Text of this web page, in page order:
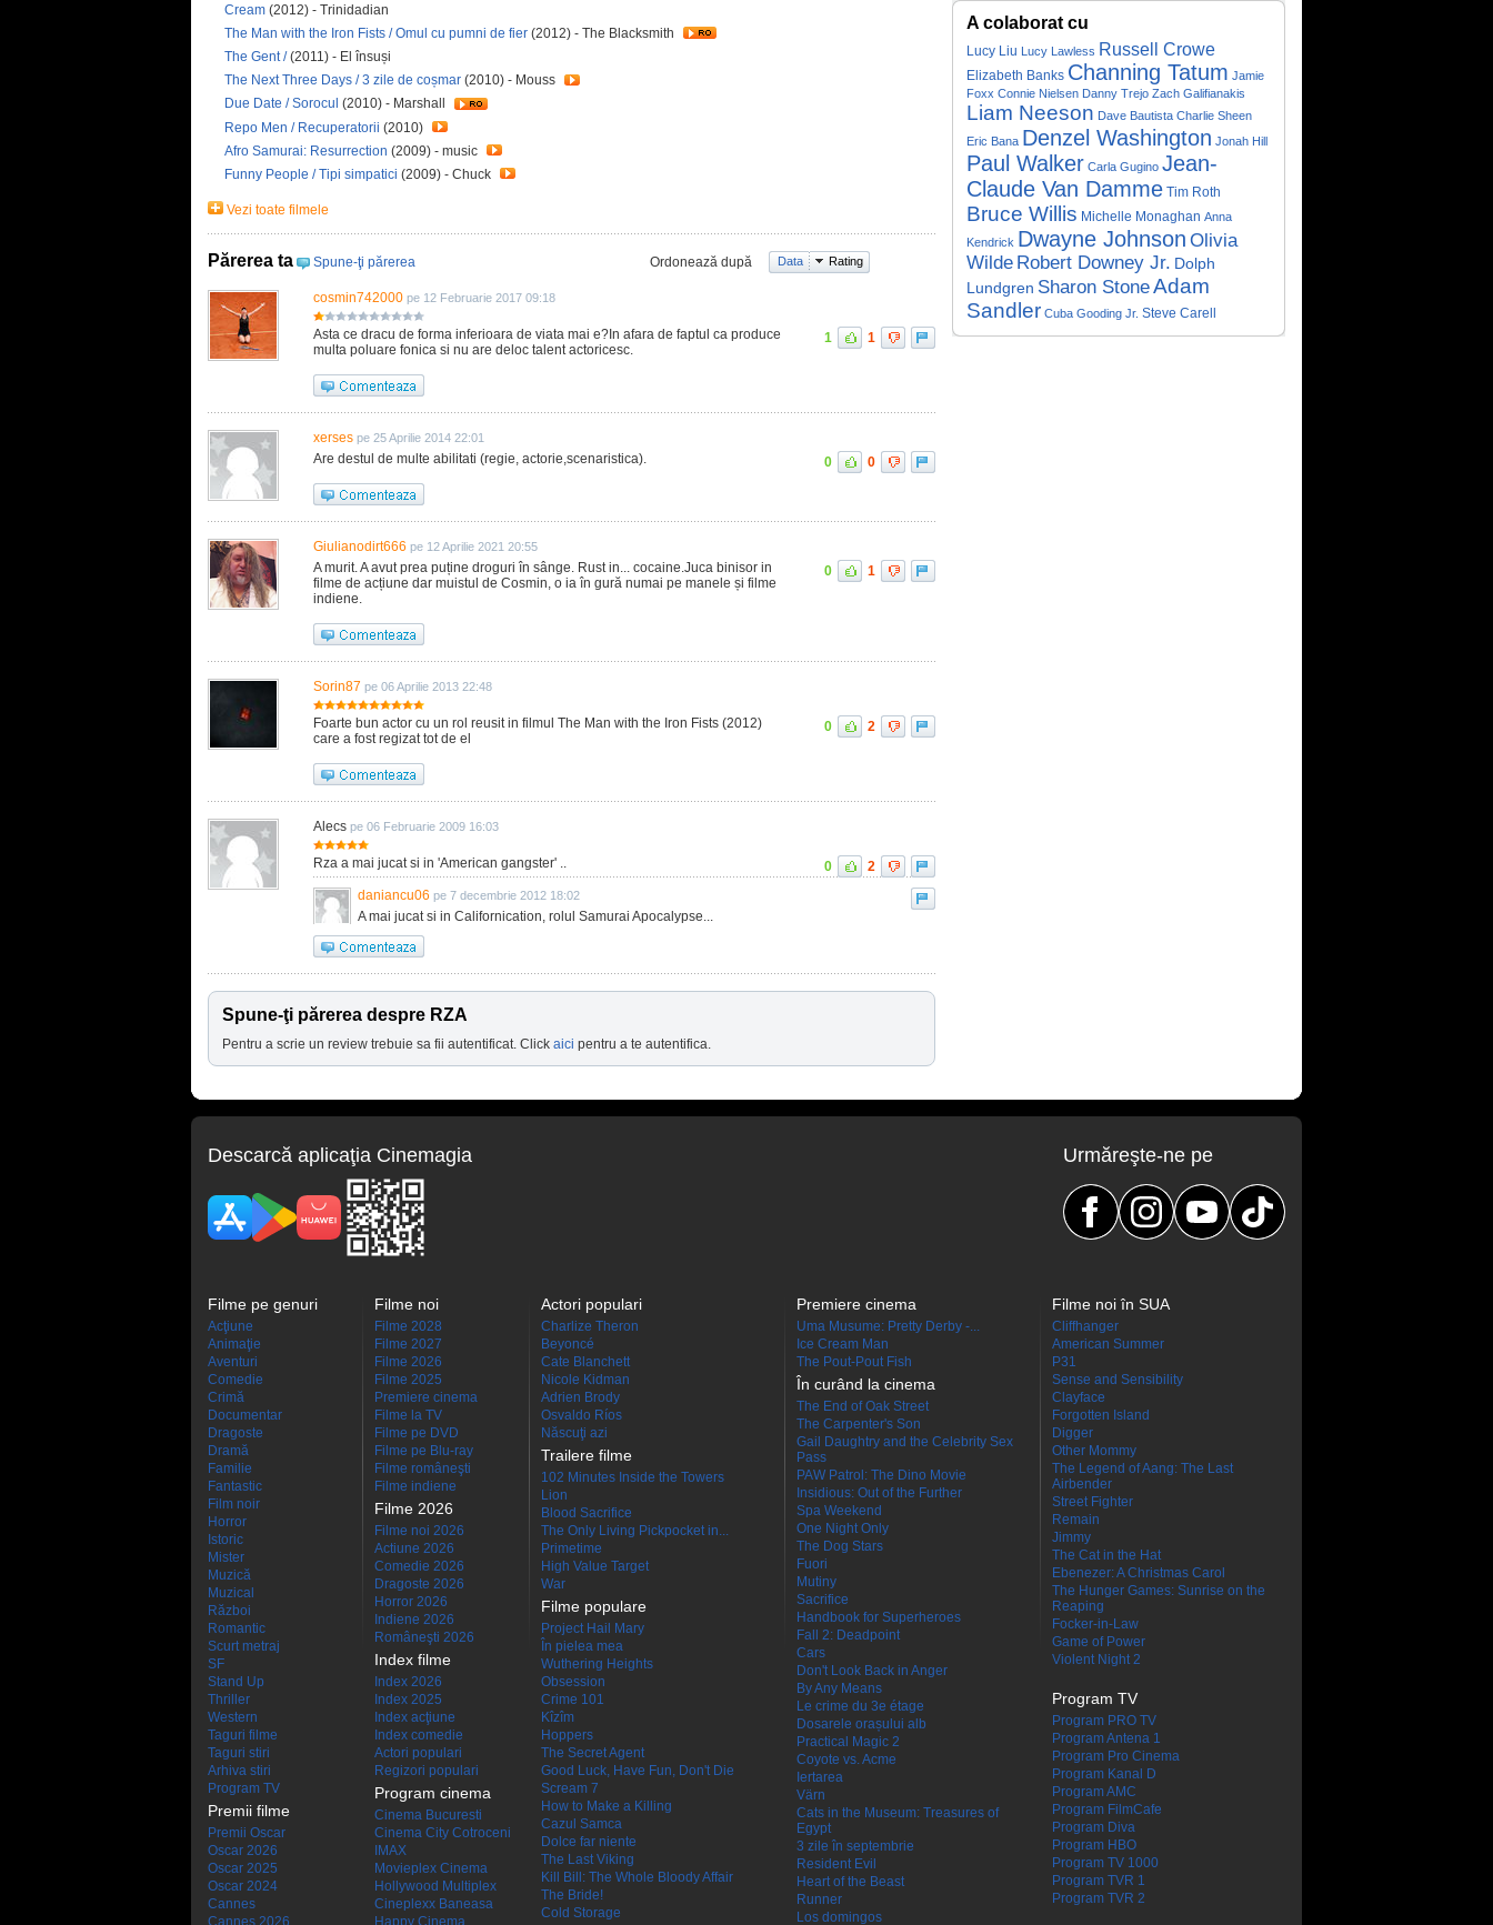
Cream (2012) - Trinidadian
The Man with the Iron Fists / Omul cu pumni de fier (2012) - The Blacksmith
The Gent /(2011) - El însuși
The Next Three Days / 3 zile de coșmar (2010) - Mouss
Due Date / Sorocul (2010) - Marshall
Repo Men / Recuperatorii (2010)
Afro Samurai: Resurrection (2009) - music
Funny People / Tipi simpatici (2009) - Chuck
Vezi toate filmele
Părerea ta Spune-ţi părerea Ordonează după Data Rating
cosmin742000 pe 12 Februarie 2017 09:18
Asta ce dracu de forma inferioara de viata mai e?In afara de faptul ca produce
multa poluare fonica si nu are deloc talent actoricesc.
1 1
xerses pe 25 Aprilie 2014 22:01
Are destul de multe abilitati (regie, actorie,scenaristica). 0 0
Giulianodirt666 pe 12 Aprilie 2021 20:55
A murit. A avut prea puține droguri în sânge. Rust in... cocaine.Juca binisor in
filme de acțiune dar muistul de Cosmin, o ia în gură numai pe manele și filme
indiene.
0 1
Sorin87 pe 06 Aprilie 2013 22:48
Foarte bun actor cu un rol reusit in filmul The Man with the Iron Fists (2012)
care a fost regizat tot de el
0 2
Alecs pe 06 Februarie 2009 16:03
Rza a mai jucat si in 'American gangster' .. 0
2
daniancu06 pe 7 decembrie 2012 18:02
A mai jucat si in Californication, rolul Samurai Apocalypse...
Spune-ţi părerea despre RZA
Pentru a scrie un review trebuie sa fii autentificat. Click aici pentru a te autentifica.
A colaborat cu
Lucy Liu Lucy Lawless Russell Crowe
Elizabeth Banks Channing Tatum Jamie
Foxx Connie Nielsen Danny Trejo Zach Galifianakis
Liam Neeson Dave Bautista Charlie Sheen
Eric Bana Denzel Washington Jonah Hill
Paul Walker Carla Gugino Jean-
Claude Van Damme
Tim Roth
Bruce Willis Michelle Monaghan Anna
Kendrick Dwayne Johnson Olivia
Wilde Robert Downey Jr. Dolph
Lundgren Sharon StoneAdam
Sandler Cuba Gooding Jr. Steve Carell
Descarcă aplicaţia Cinemagia Urmăreşte-ne pe
Filme pe genuri
Acţiune
Animaţie
Aventuri
Comedie
Crimă
Documentar
Dragoste
Dramă
Familie
Fantastic
Film noir
Horror
Istoric
Mister
Muzică
Muzical
Război
Romantic
Scurt metraj
SF
Stand Up
Thriller
Western
Taguri filme
Taguri stiri
Arhiva stiri
Program TV
Premii filme
Premii Oscar
Oscar 2026
Oscar 2025
Oscar 2024
Cannes
Cannes 2026
Filme noi
Filme 2028
Filme 2027
Filme 2026
Filme 2025
Premiere cinema
Filme la TV
Filme pe DVD
Filme pe Blu-ray
Filme româneşti
Filme indiene
Filme 2026
Filme noi 2026
Actiune 2026
Comedie 2026
Dragoste 2026
Horror 2026
Indiene 2026
Româneşti 2026
Index filme
Index 2026
Index 2025
Index acţiune
Index comedie
Actori populari
Regizori populari
Program cinema
Cinema Bucuresti
Cinema City Cotroceni
IMAX
Movieplex Cinema
Hollywood Multiplex
Cineplexx Baneasa
Happy Cinema
Actori populari
Charlize Theron
Beyoncé
Cate Blanchett
Nicole Kidman
Adrien Brody
Osvaldo Ríos
Născuţi azi
Trailere filme
102 Minutes Inside the Towers
Lion
Blood Sacrifice
The Only Living Pickpocket in...
Primetime
High Value Target
War
Filme populare
Project Hail Mary
În pielea mea
Wuthering Heights
Obsession
Crime 101
Kîzîm
Hoppers
The Secret Agent
Good Luck, Have Fun, Don't Die
Scream 7
How to Make a Killing
Cazul Samca
Dolce far niente
The Last Viking
Kill Bill: The Whole Bloody Affair
The Bride!
Cold Storage
Premiere cinema
Uma Musume: Pretty Derby -...
Ice Cream Man
The Pout-Pout Fish
În curând la cinema
The End of Oak Street
The Carpenter's Son
Gail Daughtry and the Celebrity Sex
Pass
PAW Patrol: The Dino Movie
Insidious: Out of the Further
Spa Weekend
One Night Only
The Dog Stars
Fuori
Mutiny
Sacrifice
Handbook for Superheroes
Fall 2: Deadpoint
Cars
Don't Look Back in Anger
By Any Means
Le crime du 3e étage
Dosarele orașului alb
Practical Magic 2
Coyote vs. Acme
Iertarea
Värn
Cats in the Museum: Treasures of
Egypt
3 zile în septembrie
Resident Evil
Heart of the Beast
Runner
Los domingos
Filme noi în SUA
Cliffhanger
American Summer
P31
Sense and Sensibility
Clayface
Forgotten Island
Digger
Other Mommy
The Legend of Aang: The Last
Airbender
Street Fighter
Remain
Jimmy
The Cat in the Hat
Ebenezer: A Christmas Carol
The Hunger Games: Sunrise on the
Reaping
Focker-in-Law
Game of Power
Violent Night 2
Program TV
Program PRO TV
Program Antena 1
Program Pro Cinema
Program Kanal D
Program AMC
Program FilmCafe
Program Diva
Program HBO
Program TV 1000
Program TVR 1
Program TVR 2